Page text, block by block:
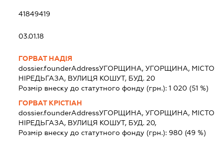
41849419
03.01.18
ГОРВАТ НАДІЯ
dossier.founderAddressУГОРЩИНА, УГОРЩИНА, МІСТО
НІРЕДЬГАЗА, ВУЛИЦЯ КОШУТ, БУД. 20
Розмір внеску до статутного фонду (грн.): 1 020 (51 %)
ГОРВАТ КРІСТІАН
dossier.founderAddressУГОРЩИНА, УГОРЩИНА, МІСТО
НІРЕДЬГАЗА, ВУЛИЦЯ КОШУТ, БУД. 20,
Розмір внеску до статутного фонду (грн.): 980 (49 %)